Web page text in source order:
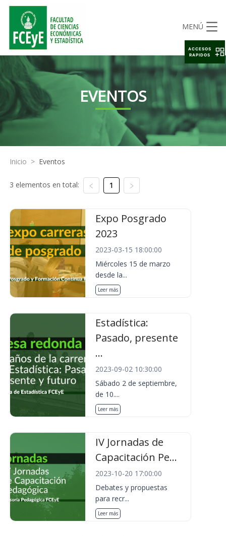
MENÚ
EVENTOS
Inicio > Eventos
3 elementos en total: 1
Expo Posgrado
2023
2023-03-15 18:00:00
Miércoles 15 de marzo
desde la...
Leer más
Estadística:
Pasado, presente
...
2023-09-02 10:30:00
Sábado 2 de septiembre,
de 10....
Leer más
IV Jornadas de
Capacitación Pe...
2023-10-20 17:00:00
Debates y propuestas
para recr...
Leer más
ACCESOS
RAPIDOS